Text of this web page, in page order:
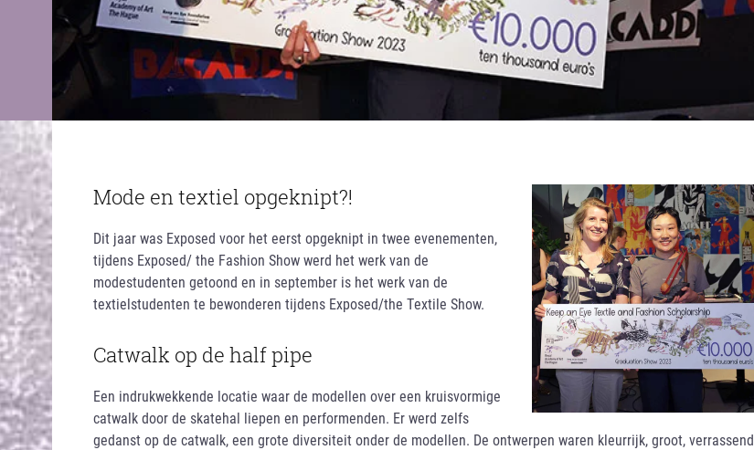
Mode en textiel opgeknipt?!
Dit jaar was Exposed voor het eerst opgeknipt in twee evenementen,
tijdens Exposed/ the Fashion Show werd het werk van de
modestudenten getoond en in september is het werk van de
textielstudenten te bewonderen tijdens Exposed/the Textile Show.
Catwalk op de half pipe
Een indrukwekkende locatie waar de modellen over een kruisvormige
catwalk door de skatehal liepen en performenden. Er werd zelfs
gedanst op de catwalk, een grote diversiteit onder de modellen. De ontwerpen waren kleurrijk, groot, verrassend